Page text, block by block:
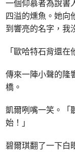
一個仰慕者為說書
四溢的燻魚。她向
到響亮的名字，我
「歐哈特石背還在
傳來一陣小聲的隆
橋。
凱爾咧嘴一笑。「
始！」
碧爾琪翻了一下白